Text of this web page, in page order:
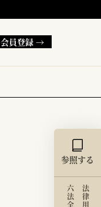
会員登録 →
参照する